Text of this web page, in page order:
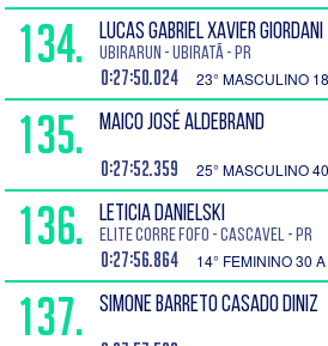
134. LUCAS GABRIEL XAVIER GIORDANI
Ubirarun - Ubiratã - PR
0:27:50.024 23° MASCULINO
135. MAICO JOSÉ ALDEBRAND
0:27:52.359 25° MASCULINO
136. LETICIA DANIELSKI
Elite Corre Fofo - Cascavel - PR
0:27:56.864 14° FEMININO 30
137. SIMONE BARRETO CASADO DINIZ